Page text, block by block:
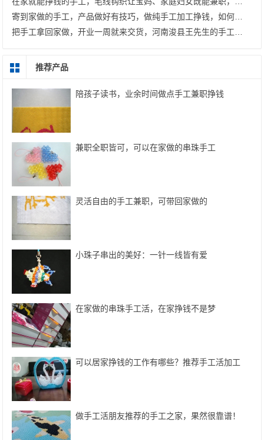
推荐产品
陪孩子读书，业余时间做点手工兼职挣钱
兼职全职皆可，可以在家做的串珠手工
灵活自由的手工兼职，可带回家做的
小珠子串出的美好：一针一线皆有爱
在家做的串珠手工活，在家挣钱不是梦
可以居家挣钱的工作有哪些？推荐手工活加工
做手工活朋友推荐的手工之家，果然很靠谱！